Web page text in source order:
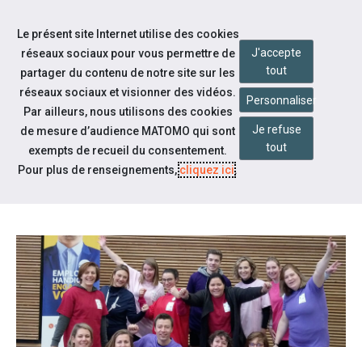
Aller au contenu
Notre actualité
RETOUR SUR NOTRE
Le présent site Internet utilise des cookies
réseaux sociaux pour vous permettre de
partager du contenu de notre site sur les
réseaux sociaux et visionner des vidéos.
Par ailleurs, nous utilisons des cookies
de mesure d’audience MATOMO qui sont
exempts de recueil du consentement.
Pour plus de renseignements,cliquez ici.
J'accepte
tout
Personnaliser
Je refuse
tout